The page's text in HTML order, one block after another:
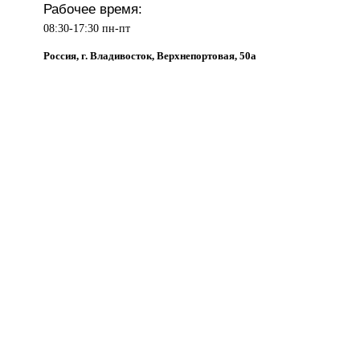
Рабочее время:
08:30-17:30 пн-пт
Россия, г. Владивосток, Верхнепортовая, 50а